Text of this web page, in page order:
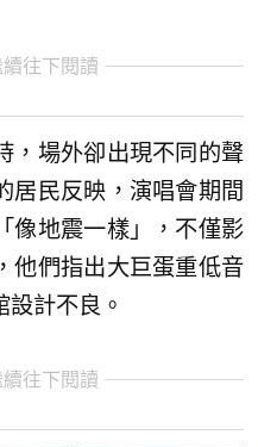
往下閱讀
，場外卻出現不同的聲
居民反映，演唱會期間
像地震一樣」，不僅影
他們指出大巨蛋重低音
計不良。
往下閱讀